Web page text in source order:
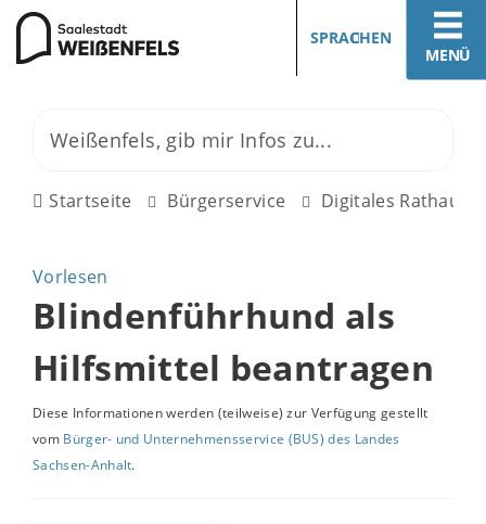
MENÜ
SPRACHEN
Startseite Bürgerservice Digitales Rathaus
Vorlesen
Blindenführhund als
Hilfsmittel beantragen
Diese Informationen werden (teilweise) zur Verfügung gestellt
vom Bürger- und Unternehmensservice (BUS) des Landes
Sachsen-Anhalt.